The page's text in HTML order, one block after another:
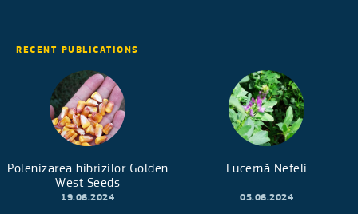
RECENT PUBLICATIONS
Polenizarea hibrizilor Golden
West Seeds
19.06.2024
Lucernă Nefeli
05.06.2024